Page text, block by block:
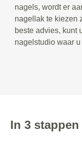
nagels, wordt er
nagellak te kiezen
beste advies, kunt
nagelstudio waar
In 3